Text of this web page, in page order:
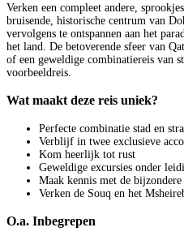
Verken een compleet andere,
bruisende, historische centrum van
vervolgens te ontspannen aan het
het land. De betoverende sfeer van
of een geweldige combinatiereis van
voorbeeldreis.
Wat maakt deze reis uniek?
Perfecte combinatie stad en
Verblijf in twee exclusieve
Kom heerlijk tot rust
Geweldige excursies onder
Maak kennis met de
Verken de Souq en het
O.a. Inbegrepen